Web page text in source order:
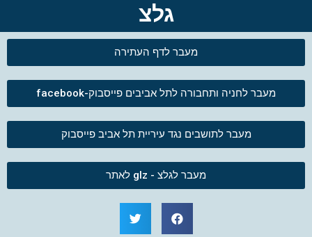
גלצ
מעבר לדף העתירה
מעבר לחניה ותחבורה לתל אביבים פייסבוק-facebook
מעבר לתושבים נגד עיריית תל אביב פייסבוק
מעבר לגלצ - glz לאתר